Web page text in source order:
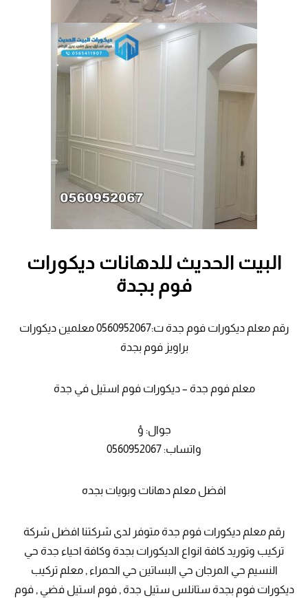
البيت الحديث للدهانات ديكورات
فوم بجدة
رقم معلم ديكورات فوم جدة ت:0560952067 معلمين ديكورات
براويز فوم بجدة
معلم فوم جدة – ديكورات فوم استيل في جدة
جوال: ؤ
واتساب: 0560952067
افضل معلم دهانات وبويات بجده
رقم معلم ديكورات فوم جدة متوفر لدى شركتنا افضل شركة
تركيب وتوريد كافة انواع الديكورات بجدة وكافة احياء جدة حي
النسيم حي المرجان حي البساتين حي الحمراء , معلم تركيب
ديكورات فوم بجدة ستانلس ستيل جدة , فوم استيل فضي , فوم